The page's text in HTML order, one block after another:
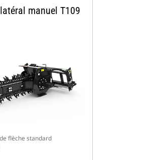
manuel T109
flèche standard